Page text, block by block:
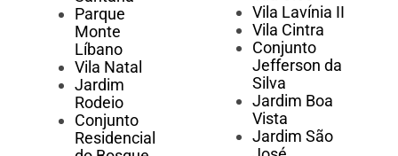
Parque
Monte
Líbano
Vila Natal
Jardim
Rodeio
Conjunto
Residencial
Vila Lavínia II
Vila Cintra
Conjunto
Jefferson da
Silva
Jardim Boa
Vista
Jardim São